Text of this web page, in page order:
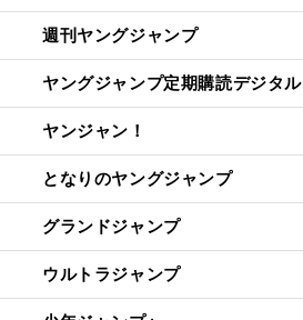
週刊ヤングジャンプ
ヤングジャンプ定期購読デジタル
ヤンジャン！
となりのヤングジャンプ
グランドジャンプ
ウルトラジャンプ